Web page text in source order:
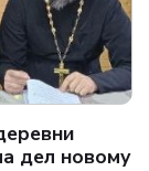
дел новому